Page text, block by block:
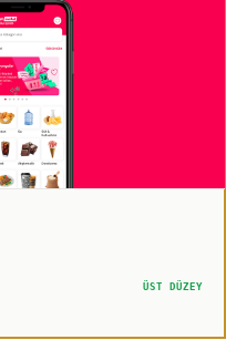
ÜST DÜZEY